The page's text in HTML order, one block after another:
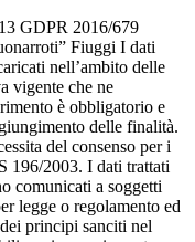
GDPR 2016/679
Fiuggi I dati
nell’ambito delle
vigente che ne
è obbligatorio e
delle finalità.
del consenso per i
196/2003. I dati trattati
comunicati a soggetti
legge o regolamento ed
principi sanciti nel